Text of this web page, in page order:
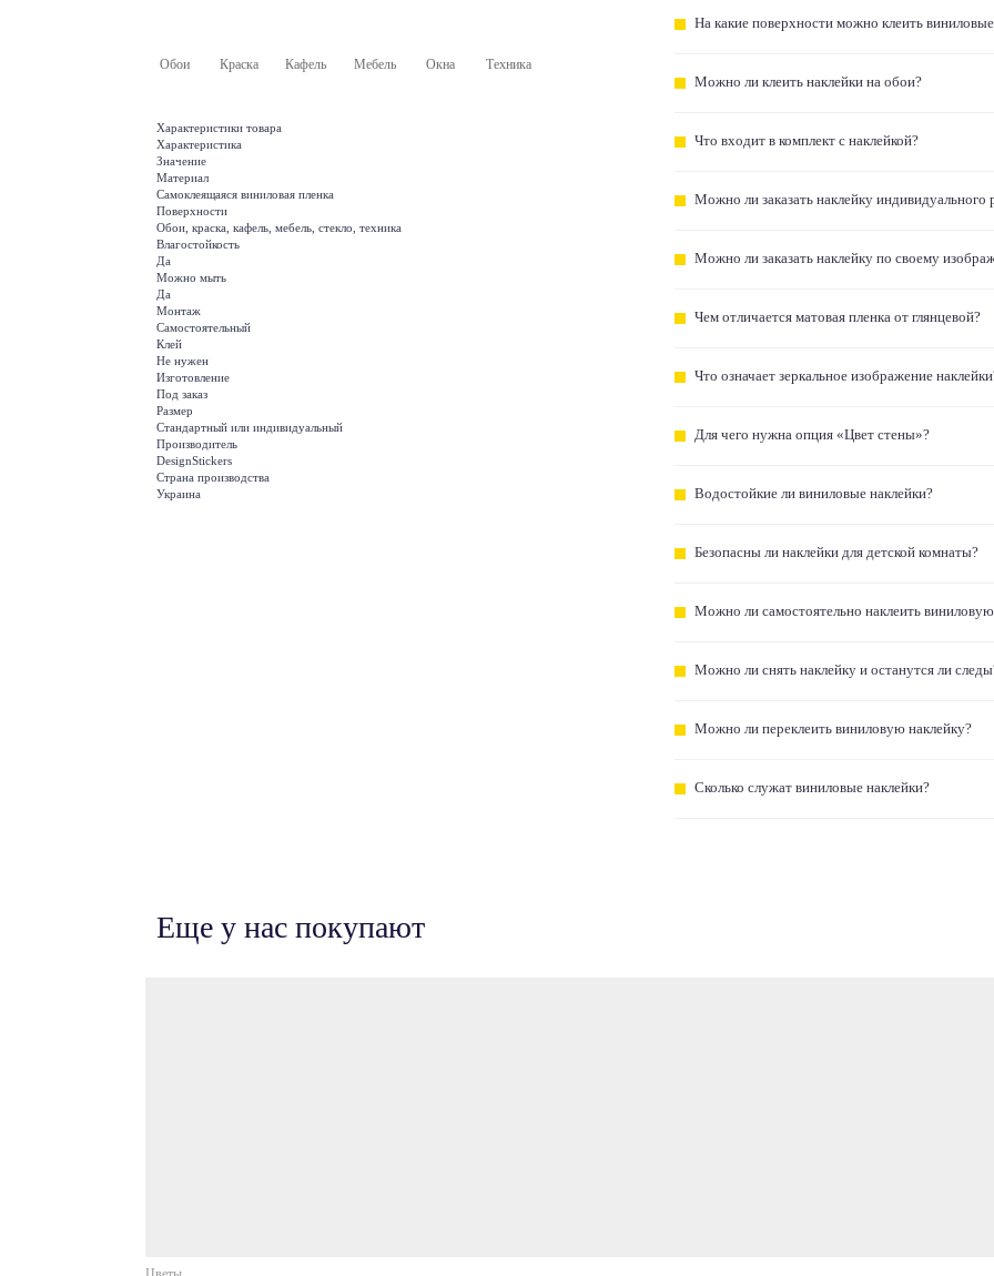
Обои Краска Кафель Мебель Окна Техника
Характеристики товара
Характеристика
Значение
Материал
Самоклеящаяся виниловая пленка
Поверхности
Обои, краска, кафель, мебель, стекло, техника
Влагостойкость
Да
Можно мыть
Да
Монтаж
Самостоятельный
Клей
Не нужен
Изготовление
Под заказ
Размер
Стандартный или индивидуальный
Производитель
DesignStickers
Страна производства
Украина
На какие поверхности можно клеить
Можно ли клеить наклейки на обои?
Что входит в комплект с наклейкой?
Можно ли заказать наклейку индивидуального
Можно ли заказать наклейку по своему
Чем отличается матовая пленка от глянцевой?
Что означает зеркальное изображение
Для чего нужна опция «Цвет стены»?
Водостойкие ли виниловые наклейки?
Безопасны ли наклейки для детской комнаты?
Можно ли самостоятельно наклеить виниловую
Можно ли снять наклейку и останутся ли
Можно ли переклеить виниловую наклейку?
Сколько служат виниловые наклейки?
Еще у нас покупают